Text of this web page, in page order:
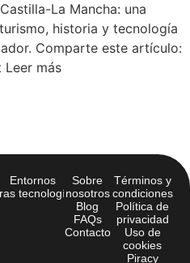
La Mancha: una
historia y tecnología
Comparte este artículo:
Leer más
Entornos
tecnologías
Sobre
nosotros
Blog
FAQs
Contacto
Términos y
condiciones
Política de
privacidad
Uso de
cookies
Piracy